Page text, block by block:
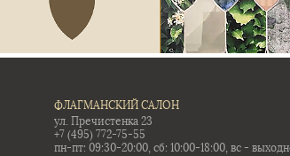
ФЛАГМАНСКИЙ САЛОН
ул. Пречистенка 23
+7 (495) 772-75-55
пн-пт: 09:30-20:00, сб: 10:00-18:00, вс -